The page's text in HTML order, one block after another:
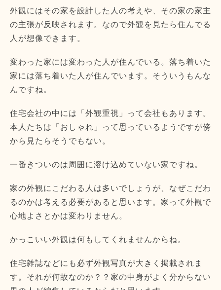
外観にはその家を設計した人の考えや、その家の家主
の主張が反映されます。なので外観を見たら住んでる
人が想像できます。
変わった家には変わった人が住んでいる。落ち着いた
家には落ち着いた人が住んでいます。そういうもんな
んですね。
住宅会社の中には「外観重視」って会社もあります。
本人たちは「おしゃれ」って思っているようですが傍
から見たらそうでもない。
一番きついのは周囲に溶け込めていない家ですね。
家の外観にこだわる人は多いでしょうが、なぜこだわ
るのかは考える必要があると思います。家って外観で
心地よさとかは変わりません。
かっこいい外観は何もしてくれませんからね。
住宅雑誌などにも必ず外観写真が大きく掲載されま
す。それが何故なのか？？家の中身がよく分からない